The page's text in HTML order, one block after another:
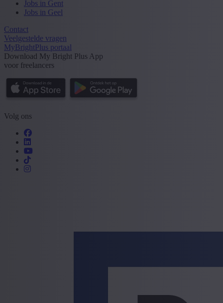
Jobs in Gent
Jobs in Geel
Contact
Veelgestelde vragen
MyBrightPlus portaal
Download My Bright Plus App
voor freelancers
Volg ons